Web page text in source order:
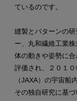
ているのです。
縫製とパターンの
ー、丸和繊維工業
体の動きや姿勢に
評価され、２０１
（JAXA）の宇宙船
その独自研究に基